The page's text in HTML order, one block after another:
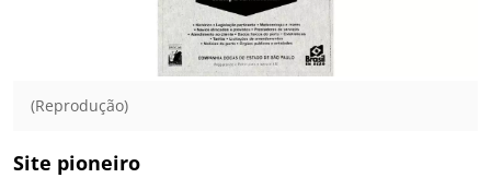
(Reprodução)
Site pioneiro